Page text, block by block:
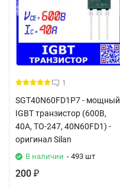
1
SGT40N60FD1P7 - мощный
IGBT транзистор (600В,
40А, ТО-247, 40N60FD1) -
оригинал Silan
В наличии - 493 шт
200 ₽